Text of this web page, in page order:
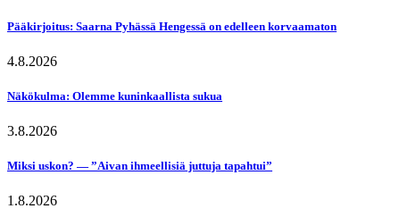
Pääkirjoitus: Saarna Pyhässä Hengessä on edelleen korvaamaton
4.8.2026
Näkökulma: Olemme kuninkaallista sukua
3.8.2026
Miksi uskon? — ”Aivan ihmeellisiä juttuja tapahtui”
1.8.2026